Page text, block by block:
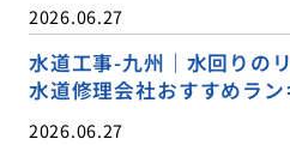
2026.06.27
水道工事-九州｜水回りの
水道修理会社おすすめラ
2026.06.27